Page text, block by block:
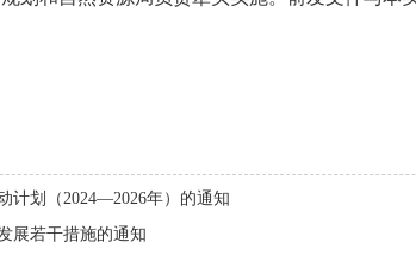
计划（2024—2026年）的通知
展若干措施的通知